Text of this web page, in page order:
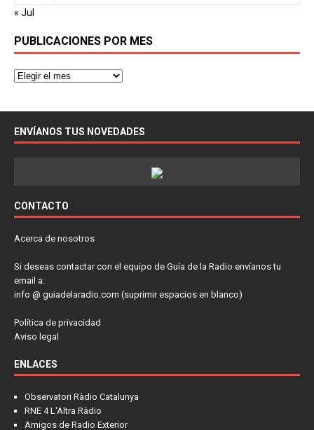
« Jul
PUBLICACIONES POR MES
ENVÍANOS TUS NOVEDADES
CONTACTO
Acerca de nosotros
Si deseas contactar con el equipo de Guía de la Radio envíanos tu
email a:
info @ guiadelaradio.com (suprimir espacios en blanco)
Política de privacidad
Aviso legal
ENLACES
Observatori Ràdio Catalunya
RNE 4 L'Altra Ràdio
Amigos de Radio Exterior